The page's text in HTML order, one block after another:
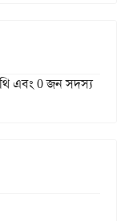
এবং 0 জন সদস্য